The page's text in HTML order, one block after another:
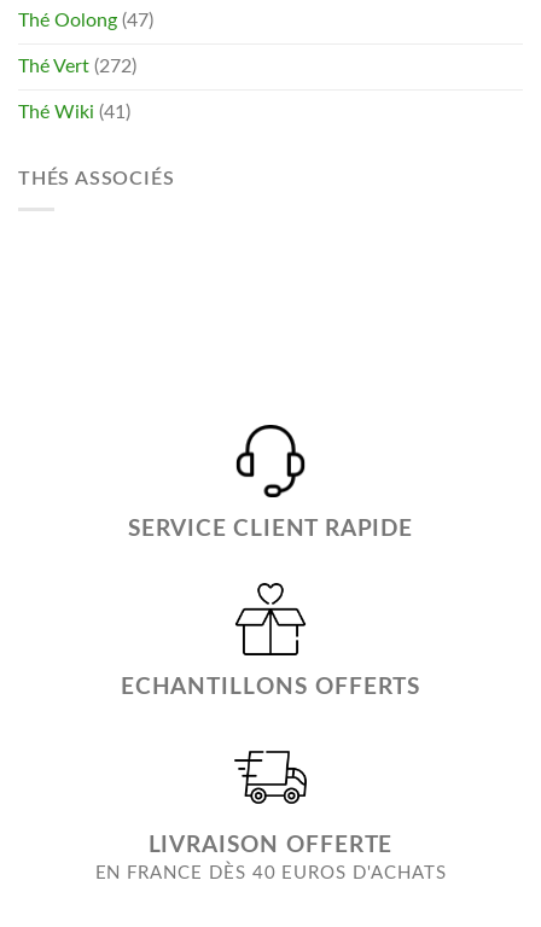
Thé Oolong (47)
Thé Vert (272)
Thé Wiki (41)
THÉS ASSOCIÉS
SERVICE CLIENT RAPIDE
ECHANTILLONS OFFERTS
LIVRAISON OFFERTE
EN FRANCE DÈS 40 EUROS D'ACHATS